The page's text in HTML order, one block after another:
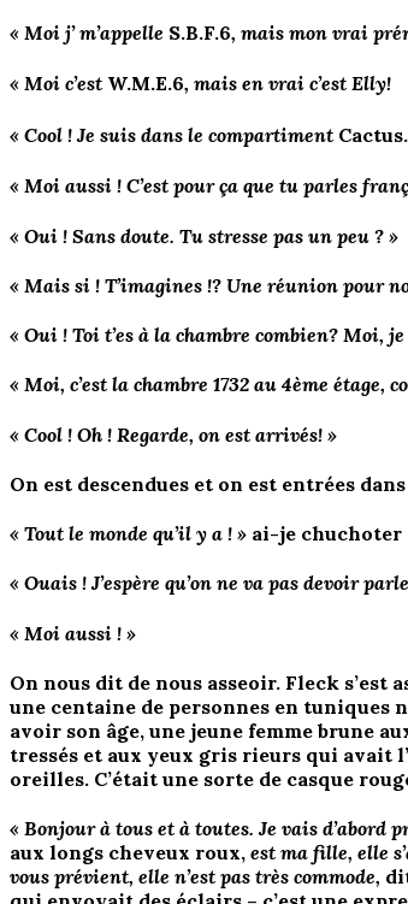
« Moi j’ m’appelle S.B.F.6, mais mon vrai
« Moi c’est W.M.E.6, mais en vrai c’est Elly!
« Cool ! Je suis dans le compartiment Cactus.
« Moi aussi ! C’est pour ça que tu parles
« Oui ! Sans doute. Tu stresse pas un peu ? »
« Mais si ! T’imagines !? Une réunion pour
« Oui ! Toi t’es à la chambre combien? Moi, je
« Moi, c’est la chambre 1732 au 4ème étage,
« Cool ! Oh ! Regarde, on est arrivés! »
On est descendues et on est entrées
« Tout le monde qu’il y a ! » ai-je chuchoter
« Ouais ! J’espère qu’on ne va pas devoir
« Moi aussi ! »
On nous dit de nous asseoir. Fleck
une centaine de personnes en tuniques
avoir son âge, une jeune femme brune
tressés et aux yeux gris rieurs qui avait
oreilles. C’était une sorte de casque
« Bonjour à tous et à toutes. Je vais
aux longs cheveux roux, est ma fille, elle
vous prévient, elle n’est pas très commode,